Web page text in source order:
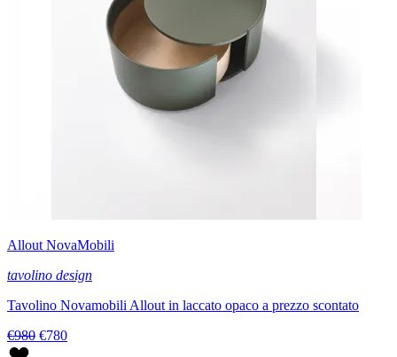
Allout NovaMobili
tavolino design
Tavolino Novamobili Allout in laccato opaco a prezzo scontato
€980 €780